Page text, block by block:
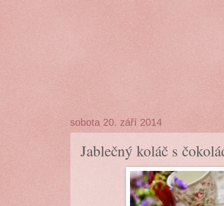
sobota 20. září 2014
Jablečný koláč s